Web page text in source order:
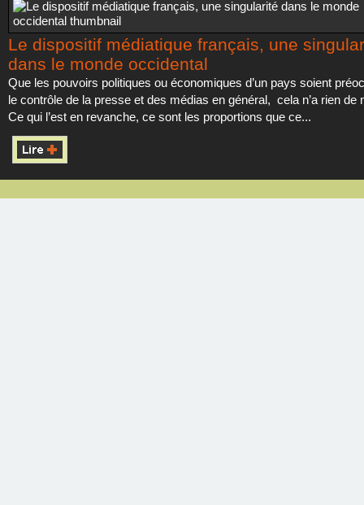
Le dispositif médiatique français, une
dans le monde occidental
Que les pouvoirs politiques ou économiques d’un pays soient
le contrôle de la presse et des médias en général, cela n’a rien de
Ce qui l’est en revanche, ce sont les proportions que ce...